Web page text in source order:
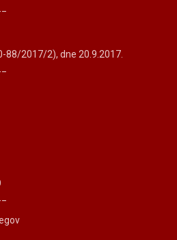
88/2017/2), dne 20.9.2017.